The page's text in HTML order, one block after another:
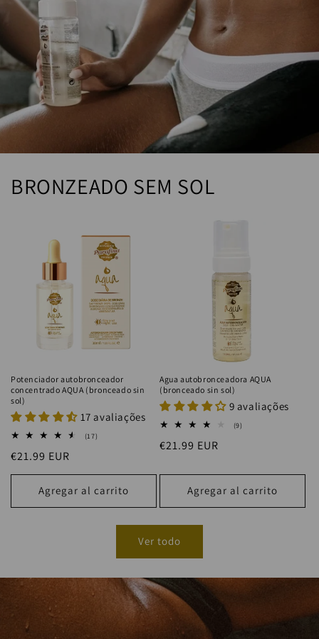
BRONZEADO SEM SOL
Potenciador autobronceador
concentrado AQUA (bronceado sin
sol)
17 avaliações
(17)
Precio
habitual
€21.99 EUR
Agregar al carrito
Agua autobronceadora AQUA
(bronceado sin sol)
9 avaliações
(9)
Precio
€21.99 EUR
Agregar al carrito
Ver todo